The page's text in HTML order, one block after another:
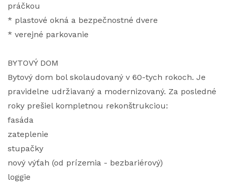
práčkou
* plastové okná a bezpečnostné dvere
* verejné parkovanie
BYTOVÝ DOM
Bytový dom bol skolaudovaný v 60-tych rokoch. Je
pravidelne udržiavaný a modernizovaný. Za posledné
roky prešiel kompletnou rekonštrukciou:
fasáda
zateplenie
stupačky
nový výťah (od prízemia - bezbariérový)
loggie